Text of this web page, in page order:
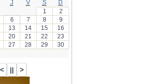
J V S
D
1
2
6 7 8
9
13 14 15
16
20 21 22
23
27 28 29
30